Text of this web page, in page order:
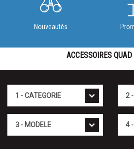
Nouveautés
ACCESSOIRES